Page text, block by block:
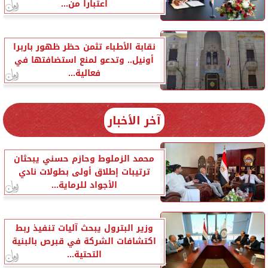
اعتبارا من...
نقابة الأطباء تثمن حظر ظهور باربرا
أونيل.. وتدعو لمنع استضافتها في
فعالية...
آخر الأخبار
محمد الزملوط وحازم حسني يبحثان
ترتيبات إطلاق أولى بطولات نادي
الأجواد للرماية...
وزير البترول يبحث آليات تنفيذ ربط
اكتشافات الشركة في قبرص بالبنية
التحتية...